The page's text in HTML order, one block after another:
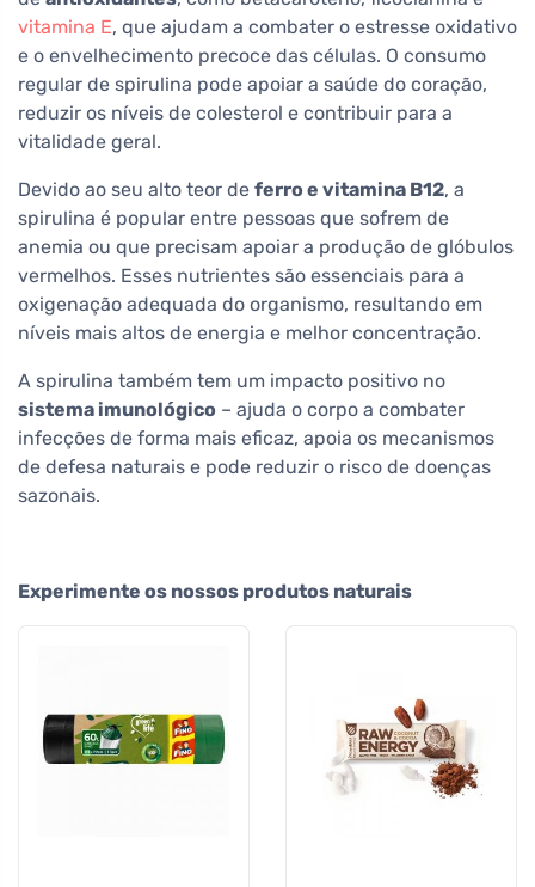
vitamina E, que ajudam a combater o estresse oxidativo
e o envelhecimento precoce das células. O consumo
regular de spirulina pode apoiar a saúde do coração,
reduzir os níveis de colesterol e contribuir para a
vitalidade geral.
Devido ao seu alto teor de ferro e vitamina B12, a
spirulina é popular entre pessoas que sofrem de
anemia ou que precisam apoiar a produção de glóbulos
vermelhos. Esses nutrientes são essenciais para a
oxigenação adequada do organismo, resultando em
níveis mais altos de energia e melhor concentração.
A spirulina também tem um impacto positivo no
sistema imunológico – ajuda o corpo a combater
infecções de forma mais eficaz, apoia os mecanismos
de defesa naturais e pode reduzir o risco de doenças
sazonais.
Experimente os nossos produtos naturais